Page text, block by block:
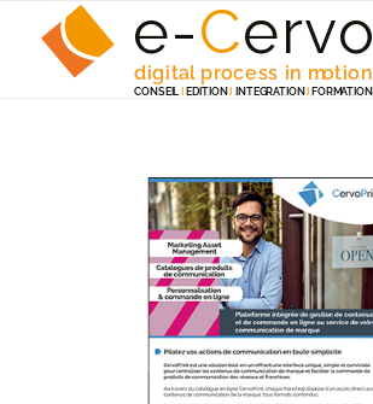
e-Cervo
digital process in motion
CONSEIL EDITION INTEGRATION FORMATION